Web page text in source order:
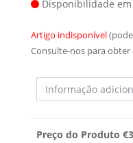
Disponibilidade em
Artigo indisponível(pode
Consulte-nos para obter
Preço do Produto €